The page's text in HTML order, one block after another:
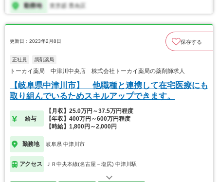
更新日：2023年2月8日 保存する
正社員 調剤薬局
トーカイ薬局 中津川中央店 株式会社トーカイ薬局の薬剤師求人
【岐阜県中津川市】 他職種と連携して在宅医療にも
取り組んでいるためスキルアップできます。
給与
【月収】25.0万円～37.5万円程度
【年収】400万円～600万円程度
【時給】1,800円～2,000円
勤務地 岐阜県 中津川市
アクセス ＪＲ中央本線(名古屋－塩尻) 中津川駅